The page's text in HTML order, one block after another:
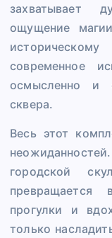
захватывает
ощущение
современное
осмысленно и
сквера.
Весь этот
городской
превращается
прогулки и
только